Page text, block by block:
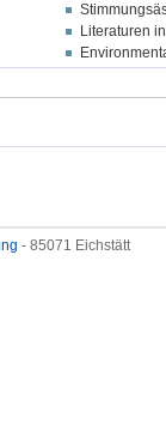
Literaturen
- 85071 Eichstätt